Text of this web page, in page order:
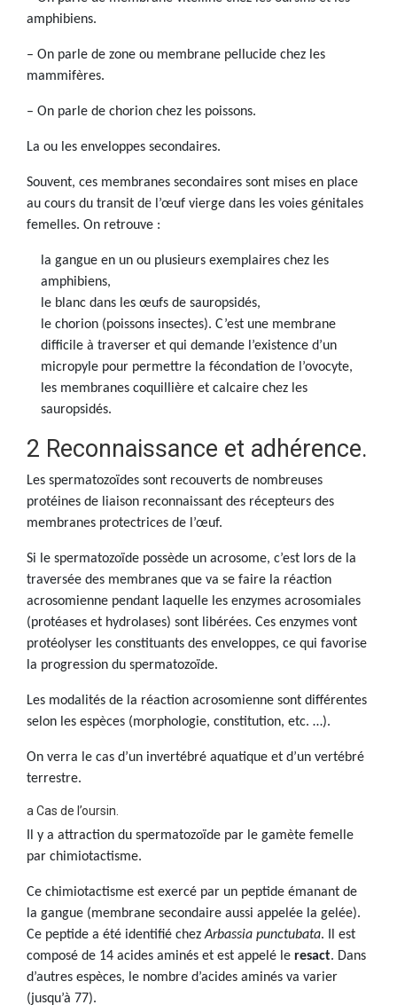
amphibiens.
– On parle de zone ou membrane pellucide chez les
mammifères.
– On parle de chorion chez les poissons.
La ou les enveloppes secondaires.
Souvent, ces membranes secondaires sont mises en place
au cours du transit de l’œuf vierge dans les voies génitales
femelles. On retrouve :
la gangue en un ou plusieurs exemplaires chez les
amphibiens,
le blanc dans les œufs de sauropsidés,
le chorion (poissons insectes). C’est une membrane
difficile à traverser et qui demande l’existence d’un
micropyle pour permettre la fécondation de l’ovocyte,
les membranes coquillière et calcaire chez les
sauropsidés.
2 Reconnaissance et adhérence.
Les spermatozoïdes sont recouverts de nombreuses
protéines de liaison reconnaissant des récepteurs des
membranes protectrices de l’œuf.
Si le spermatozoïde possède un acrosome, c’est lors de la
traversée des membranes que va se faire la réaction
acrosomienne pendant laquelle les enzymes acrosomiales
(protéases et hydrolases) sont libérées. Ces enzymes vont
protéolyser les constituants des enveloppes, ce qui favorise
la progression du spermatozoïde.
Les modalités de la réaction acrosomienne sont différentes
selon les espèces (morphologie, constitution, etc. …).
On verra le cas d’un invertébré aquatique et d’un vertébré
terrestre.
a Cas de l’oursin.
Il y a attraction du spermatozoïde par le gamète femelle
par chimiotactisme.
Ce chimiotactisme est exercé par un peptide émanant de
la gangue (membrane secondaire aussi appelée la gelée).
Ce peptide a été identifié chezArbassia punctubata. Il est
composé de 14 acides aminés et est appelé le resact. Dans
d’autres espèces, le nombre d’acides aminés va varier
(jusqu’à 77).